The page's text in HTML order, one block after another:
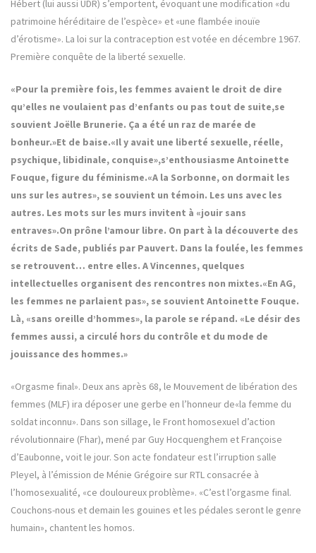
Hébert (lui aussi UDR) s’emportent, évoquant une modification «du
patrimoine héréditaire de l’espèce» et «une flambée inouïe
d’érotisme». La loi sur la contraception est votée en décembre 1967.
Première conquête de la liberté sexuelle.
«Pour la première fois, les femmes avaient le droit de dire
qu’elles ne voulaient pas d’enfants ou pas tout de suite,se
souvient Joëlle Brunerie. Ça a été un raz de marée de
bonheur.»Et de baise.«Il y avait une liberté sexuelle, réelle,
psychique, libidinale, conquise»,s’enthousiasme Antoinette
Fouque, figure du féminisme.«A la Sorbonne, on dormait les
uns sur les autres», se souvient un témoin. Les uns avec les
autres. Les mots sur les murs invitent à «jouir sans
entraves».On prône l’amour libre. On part à la découverte des
écrits de Sade, publiés par Pauvert. Dans la foulée, les femmes
se retrouvent… entre elles. A Vincennes, quelques
intellectuelles organisent des rencontres non mixtes.«En AG,
les femmes ne parlaient pas», se souvient Antoinette Fouque.
Là, «sans oreille d’hommes», la parole se répand. «Le désir des
femmes aussi, a circulé hors du contrôle et du mode de
jouissance des hommes.»
«Orgasme final». Deux ans après 68, le Mouvement de libération des
femmes (MLF) ira déposer une gerbe en l’honneur de«la femme du
soldat inconnu». Dans son sillage, le Front homosexuel d’action
révolutionnaire (Fhar), mené par Guy Hocquenghem et Françoise
d’Eaubonne, voit le jour. Son acte fondateur est l’irruption salle
Pleyel, à l’émission de Ménie Grégoire sur RTL consacrée à
l’homosexualité, «ce douloureux problème». «C’est l’orgasme final.
Couchons-nous et demain les gouines et les pédales seront le genre
humain», chantent les homos.